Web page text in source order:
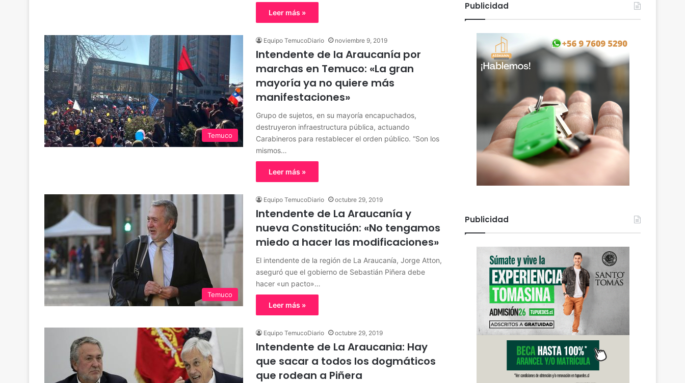
Leer más »
Temuco
Equipo TemucoDiario noviembre 9, 2019
Intendente de la Araucanía por
marchas en Temuco: «La gran
mayoría ya no quiere más
manifestaciones»
Grupo de sujetos, en su mayoría encapuchados,
destruyeron infraestructura pública, actuando
Carabineros para restablecer el orden público. “Son los
mismos…
Leer más »
Temuco
Equipo TemucoDiario octubre 29, 2019
Intendente de La Araucanía y
nueva Constitución: «No tengamos
miedo a hacer las modificaciones»
El intendente de la región de La Araucanía, Jorge Atton,
aseguró que el gobierno de Sebastián Piñera debe
hacer «un pacto»…
Leer más »
Equipo TemucoDiario octubre 29, 2019
Intendente de La Araucania: Hay
que sacar a todos los dogmáticos
que rodean a Piñera
Publicidad
Publicidad